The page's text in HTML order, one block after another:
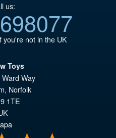
us:
not in the UK
Toys
Way
, Norfolk
1TE